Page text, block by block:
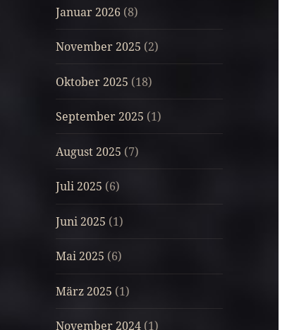
Januar 2026 (8)
November 2025 (2)
Oktober 2025 (18)
September 2025 (1)
August 2025 (7)
Juli 2025 (6)
Juni 2025 (1)
Mai 2025 (6)
März 2025 (1)
November 2024 (1)